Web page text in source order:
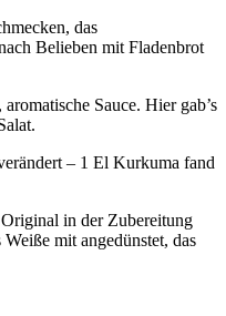
das
Belieben mit Fladenbrot
Sauce. Hier gab’s
– 1 El Kurkuma fand
in der Zubereitung
mit angedünstet, das